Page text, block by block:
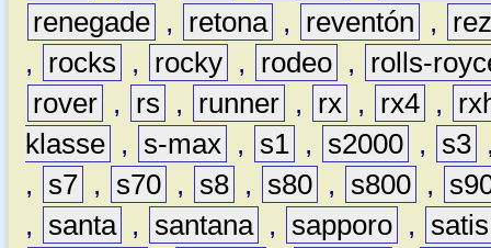
renegade , retona , reventón ,
,
rocks , rocky , rodeo ,
rolls-
rover , rs , runner , rx , rx4 ,
klasse , s-max , s1 , s2000 , s3
,
s7 , s70 , s8 , s80 , s800 ,
,
santa , santana , sapporo ,
satis